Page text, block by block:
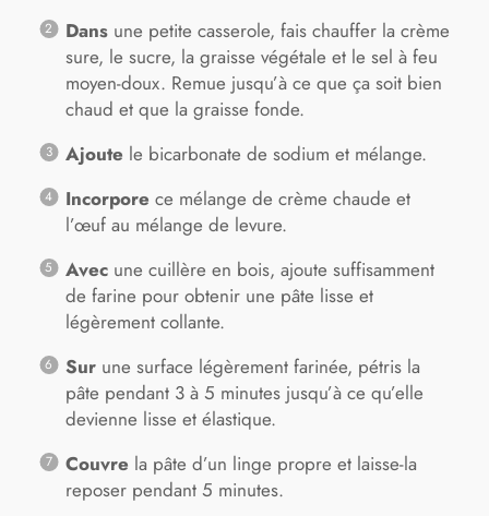
Dansune petite casserole, fais chauffer la crème
sure, le sucre, la graisse végétale et le sel à feu
moyen-doux. Remue jusqu’à ce que ça soit bien
chaud et que la graisse fonde.
Ajoute le bicarbonate de sodium et mélange.
Incorpore ce mélange de crème chaude et
l’œuf au mélange de levure.
Avecune cuillère en bois, ajoute suffisamment
de farine pour obtenir une pâte lisse et
légèrement collante.
Surune surface légèrement farinée, pétris la
pâte pendant 3 à 5 minutes jusqu’à ce qu’elle
devienne lisse et élastique.
Couvre la pâte d’un linge propre et laisse-la
reposer pendant 5 minutes.